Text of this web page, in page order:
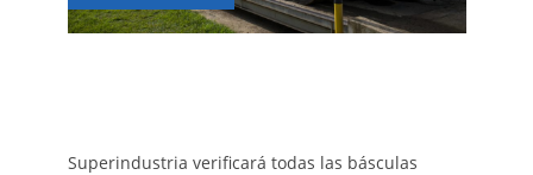
Superindustria verificará todas las básculas